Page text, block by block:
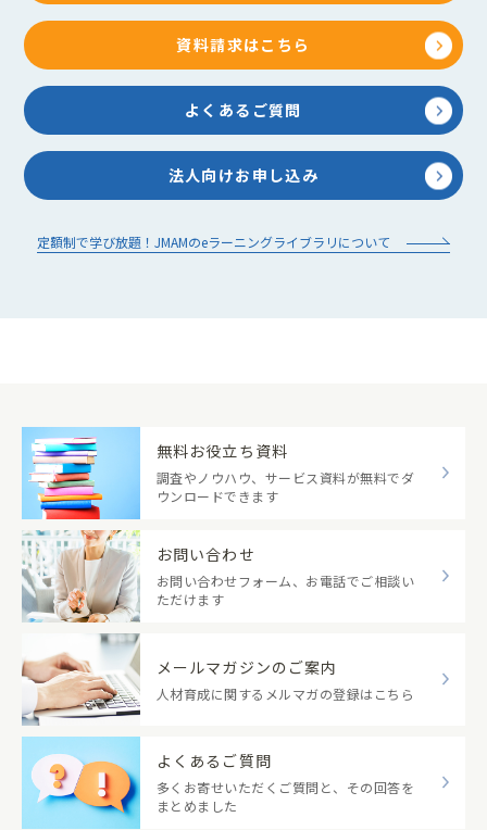
資料請求はこちら
よくあるご質問
法人向けお申し込み
定額制で学び放題！JMAMのeラーニングライブラリについて
無料お役立ち資料
調査やノウハウ、サービス資料が無料でダ
ウンロードできます
お問い合わせ
お問い合わせフォーム、お電話でご相談い
ただけます
メールマガジンのご案内
人材育成に関するメルマガの登録はこちら
よくあるご質問
多くお寄せいただくご質問と、その回答を
まとめました